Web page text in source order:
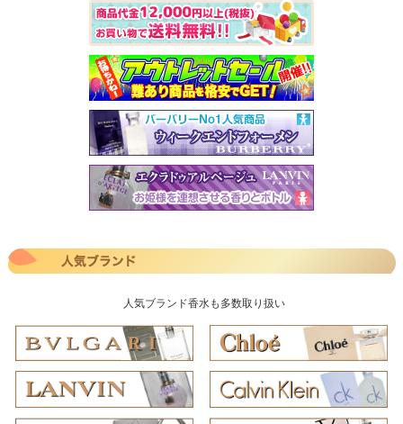
人気ブランド香水も多数取り扱い